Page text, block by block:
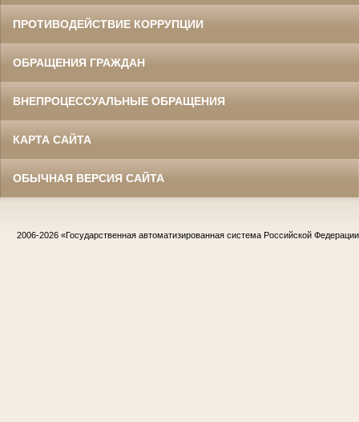
ПРОТИВОДЕЙСТВИЕ КОРРУПЦИИ
ОБРАЩЕНИЯ ГРАЖДАН
ВНЕПРОЦЕССУАЛЬНЫЕ ОБРАЩЕНИЯ
КАРТА САЙТА
ОБЫЧНАЯ ВЕРСИЯ САЙТА
2006-2026 «Государственная автоматизированная система Российской